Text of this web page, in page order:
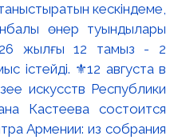
кескіндеме,
өнер туындылары
жылғы 12 тамыз - 2
істейді. ⚜️12 августа в
искусств Республики
Кастеева состоится
Армении: из собрания